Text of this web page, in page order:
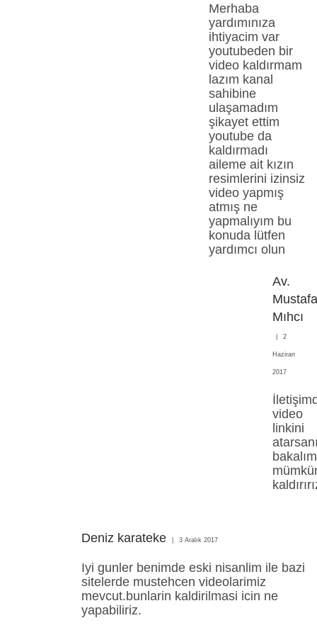
Merhaba
yardımınıza
ihtiyacim var
youtubeden bir
video kaldırmam
lazım kanal
sahibine
ulaşamadım
şikayet ettim
youtube da
kaldırmadı
aileme ait kızın
resimlerini izinsiz
video yapmış
atmış ne
yapmalıyım bu
konuda lütfen
yardımcı olun
Av.
Mustafa
Mıhcı
2
Haziran
2017
video
linkini
bakalım
Deniz karateke 3 Aralık 2017
Iyi gunler benimde eski nisanlim ile bazi
sitelerde mustehcen videolarimiz
mevcut.bunlarin kaldirilmasi icin ne
yapabiliriz.